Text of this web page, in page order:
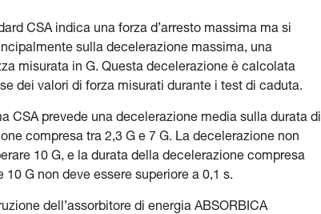
CSA indica una forza d’arresto massima ma si
sulla decelerazione massima, una
misurata in G. Questa decelerazione è calcolata
dei valori di forza misurati durante i test di caduta.
CSA prevede una decelerazione media sulla durata di
compresa tra 2,3 G e 7 G. La decelerazione non
10 G, e la durata della decelerazione compresa
10 G non deve essere superiore a 0,1 s.
dell’assorbitore di energia ABSORBICA